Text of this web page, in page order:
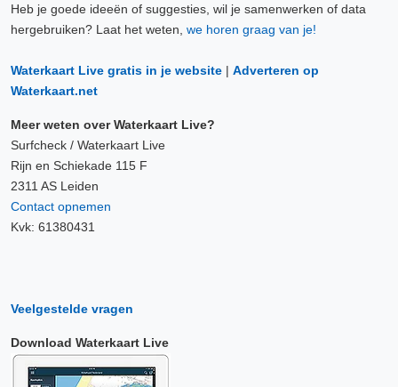
Heb je goede ideeën of suggesties, wil je samenwerken of data
hergebruiken? Laat het weten, we horen graag van je!
Waterkaart Live gratis in je website | Adverteren op
Waterkaart.net
Meer weten over Waterkaart Live?
Surfcheck / Waterkaart Live
Rijn en Schiekade 115 F
2311 AS Leiden
Contact opnemen
Kvk: 61380431
Veelgestelde vragen
Download Waterkaart Live